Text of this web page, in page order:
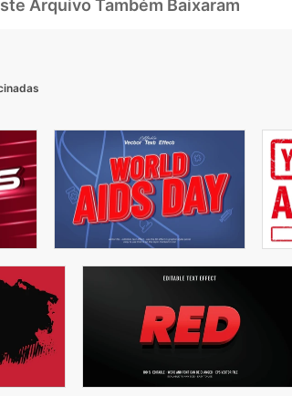
Arquivo Também Baixaram